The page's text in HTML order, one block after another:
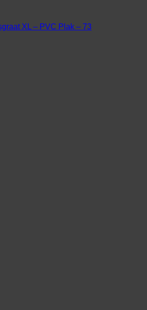
XL – PVC Plak – 73